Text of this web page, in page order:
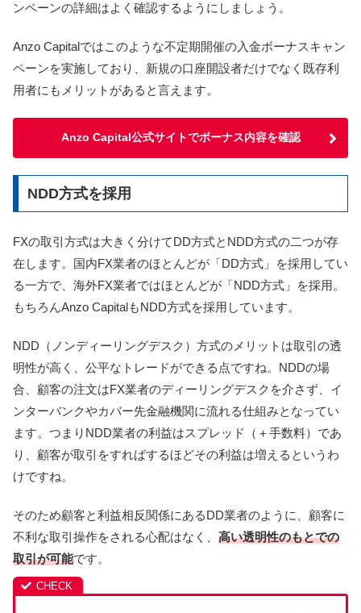
ンペーンの詳細はよく確認するようにしましょう。
Anzo Capitalではこのような不定期開催の入金ボーナスキャン
ペーンを実施しており、新規の口座開設者だけでなく既存利
用者にもメリットがあると言えます。
Anzo Capital公式サイトでボーナス内容を確認
NDD方式を採用
FXの取引方式は大きく分けてDD方式とNDD方式の二つが存
在します。 国内FX業者のほとんどが「DD方式」を採用してい
る一方で、海外FX業者ではほとんどが「NDD方式」を採用。
もちろんAnzo CapitalもNDD方式を採用しています。
NDD（ノンディーリングデスク）方式のメリットは取引の透
明性が高く、公平なトレードができる点ですね。NDDの場
合、顧客の注文はFX業者のディーリングデスクを介さず、イ
ンターバンクやカバー先金融機関に流れる仕組みとなってい
ます。つまりNDD業者の利益はスプレッド（＋手数料）であ
り、顧客が取引をすればするほどその利益は増えるというわ
けですね。
そのため顧客と利益相反関係にあるDD業者のように、顧客に
不利な取引操作をされる心配はなく、 高い透明性のもとでの
取引が可能です。